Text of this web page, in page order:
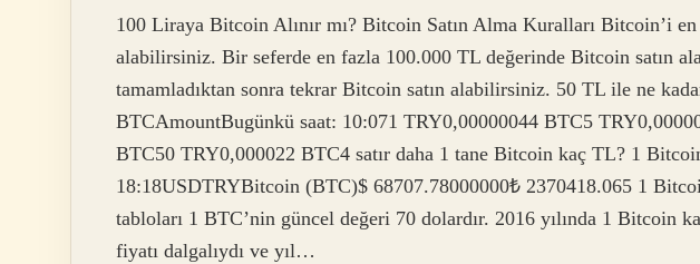
100 Liraya Bitcoin Alınır mı? Bitcoin Satın Alma Kuralları Bitcoin’i en
alabilirsiniz. Bir seferde en fazla 100.000 TL değerinde Bitcoin satın
tamamladıktan sonra tekrar Bitcoin satın alabilirsiniz. 50 TL ile ne
BTCAmountBugünkü saat: 10:071 TRY0,00000044 BTC5
BTC50 TRY0,000022 BTC4 satır daha 1 tane Bitcoin kaç TL? 1
18:18USDTRYBitcoin (BTC)$ 68707.78000000₺ 2370418.065 1
tabloları 1 BTC’nin güncel değeri 70 dolardır. 2016 yılında 1 Bitcoin
fiyatı dalgalıydı ve yıl…